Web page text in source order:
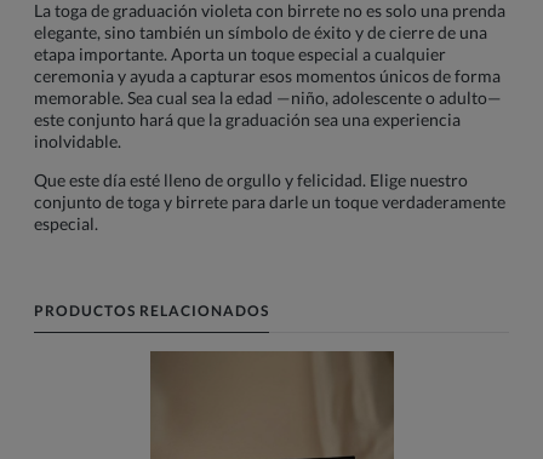
La toga de graduación violeta con birrete no es solo una prenda
elegante, sino también un símbolo de éxito y de cierre de una
etapa importante. Aporta un toque especial a cualquier
ceremonia y ayuda a capturar esos momentos únicos de forma
memorable. Sea cual sea la edad —niño, adolescente o adulto—
este conjunto hará que la graduación sea una experiencia
inolvidable.
Que este día esté lleno de orgullo y felicidad. Elige nuestro
conjunto de toga y birrete para darle un toque verdaderamente
especial.
PRODUCTOS RELACIONADOS